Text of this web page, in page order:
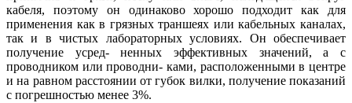
кабеля, поэтому он одинаково хорошо подходит как для
применения как в грязных траншеях или кабельных каналах,
так и в чистых лабораторных условиях. Он обеспечивает
получение усред- ненных эффективных значений, а с
проводником или проводни- ками, расположенными в центре
и на равном расстоянии от губок вилки, получение показаний
с погрешностью менее 3%.